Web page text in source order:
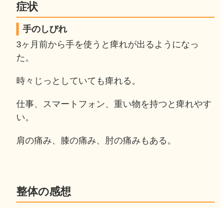
症状
手のしびれ
3ヶ月前から手を使うと痺れが出るようになっ
た。
時々じっとしていても痺れる。
仕事、スマートフォン、重い物を持つと痺れやす
い。
肩の痛み、膝の痛み、肘の痛みもある。
整体の感想